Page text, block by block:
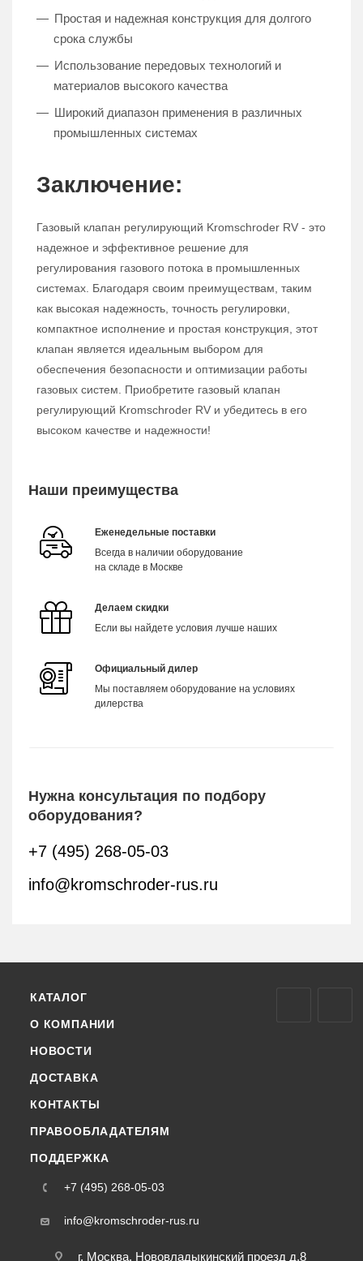
Простая и надежная конструкция для долгого
срока службы
Использование передовых технологий и
материалов высокого качества
Широкий диапазон применения в различных
промышленных системах
Заключение:
Газовый клапан регулирующий Kromschroder RV - это
надежное и эффективное решение для
регулирования газового потока в промышленных
системах. Благодаря своим преимуществам, таким
как высокая надежность, точность регулировки,
компактное исполнение и простая конструкция, этот
клапан является идеальным выбором для
обеспечения безопасности и оптимизации работы
газовых систем. Приобретите газовый клапан
регулирующий Kromschroder RV и убедитесь в его
высоком качестве и надежности!
Наши преимущества
Еженедельные поставки
Всегда в наличии оборудование
на складе в Москве
Делаем скидки
Если вы найдете условия лучше наших
Официальный дилер
Мы поставляем оборудование на условиях
дилерства
Нужна консультация по подбору
оборудования?
+7 (495) 268-05-03
info@kromschroder-rus.ru
КАТАЛОГ
О КОМПАНИИ
НОВОСТИ
ДОСТАВКА
КОНТАКТЫ
ПРАВООБЛАДАТЕЛЯМ
ПОДДЕРЖКА
+7 (495) 268-05-03
info@kromschroder-rus.ru
г. Москва, Нововладыкинский проезд д.8